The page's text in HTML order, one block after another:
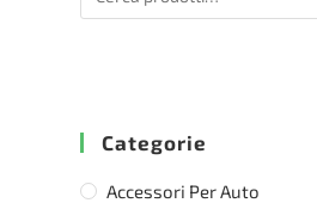
Categorie
Accessori Per Auto